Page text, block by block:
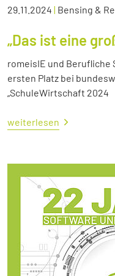
29.11.2024 | Bensing &
„Das ist eine
romeisIE und Berufliche
ersten Platz bei
„SchuleWirtschaft 2024
weiterlesen